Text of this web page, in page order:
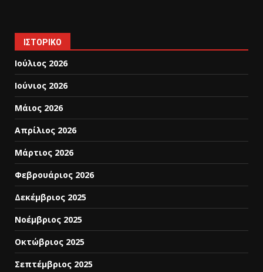
ΙΣΤΟΡΙΚΌ
Ιούλιος 2026
Ιούνιος 2026
Μάιος 2026
Απρίλιος 2026
Μάρτιος 2026
Φεβρουάριος 2026
Δεκέμβριος 2025
Νοέμβριος 2025
Οκτώβριος 2025
Σεπτέμβριος 2025